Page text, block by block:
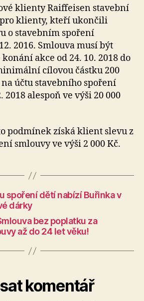
stavební
spořitelna
nabízí
do
17.
12.
2018
prémii
2
klienty Raiffeisen stavební
klienty, kteří ukončili
o stavebním spoření
2016. Smlouva musí být
akce od 24. 10. 2018 do
cílovou částku 200
na účtu stavebního spoření
2018 alespoň ve výši 20 000
podmínek získá klient slevu z
smlouvy ve výši 2 000 Kč.
spoření dětí nabízí Buřinka v
dárky
bez poplatku za
až do 24 let věku!
komentář